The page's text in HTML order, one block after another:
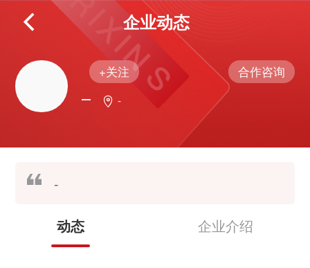
企业动态
+关注
-
合作咨询
-
动态 企业介绍